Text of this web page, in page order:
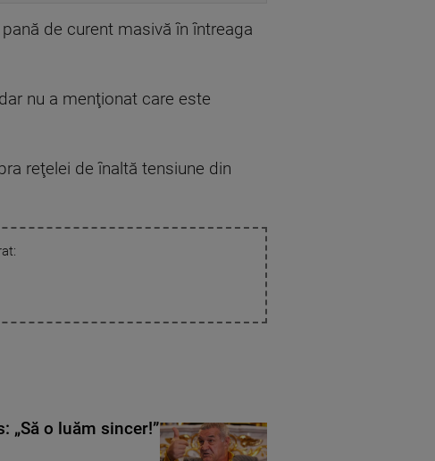
de curent masivă în întreaga
nu a menţionat care este
reţelei de înaltă tensiune din
„Să o luăm sincer!”